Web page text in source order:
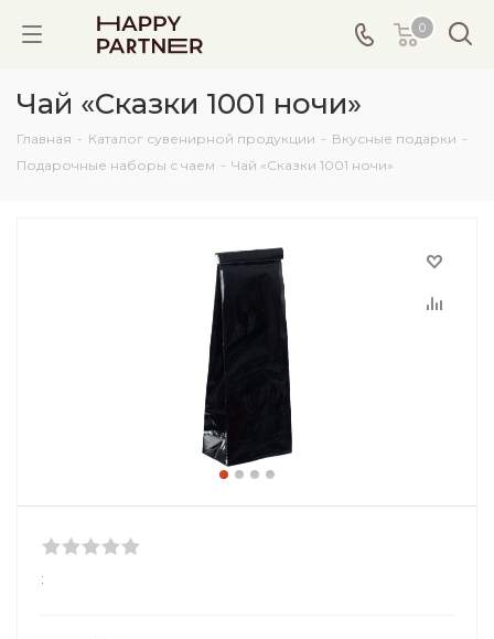
0
Чай «Сказки 1001 ночи»
Главная - Каталог сувенирной продукции - Вкусные подарки -
Подарочные наборы с чаем - Чай «Сказки 1001 ночи»
: